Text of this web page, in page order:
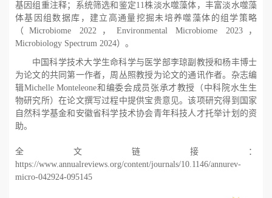
基因组重注释；系统筛选和鉴定11株淡水噬藻体，丰富淡水噬藻
体基因组数据库，建立高通量挖掘未培养噬藻体的组学策略
（Microbiome 2022， Environmental Microbiome 2023，
Microbiology Spectrum 2024）。
中国科学技术大学生命科学与医学部李琼副教授和杨丰博士
为论文的共同第一作者，周丛照教授为论文的通讯作者。杂志编
辑Michelle Monteleone和编委会成员张承才教授（中科院水生生
物研究所）在论文撰写过程中提供宝贵意见。该项研究得到国家
自然科学基金和安徽省科学技术协会青年科技人才托举计划的资
助。
全文链接：
https://www.annualreviews.org/content/journals/10.1146/annurev-
micro-042924-095145